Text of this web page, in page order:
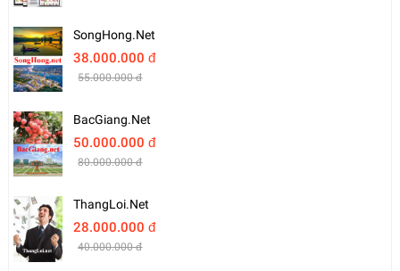
SongHong.net
38.000.000 đ
55.000.000 đ
BacGiang.net
50.000.000 đ
80.000.000 đ
ThangLoi.net
28.000.000 đ
40.000.000 đ